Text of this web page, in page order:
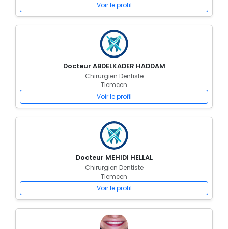
Voir le profil
Docteur ABDELKADER HADDAM
Chirurgien Dentiste
Tlemcen
Voir le profil
Docteur MEHIDI HELLAL
Chirurgien Dentiste
Tlemcen
Voir le profil